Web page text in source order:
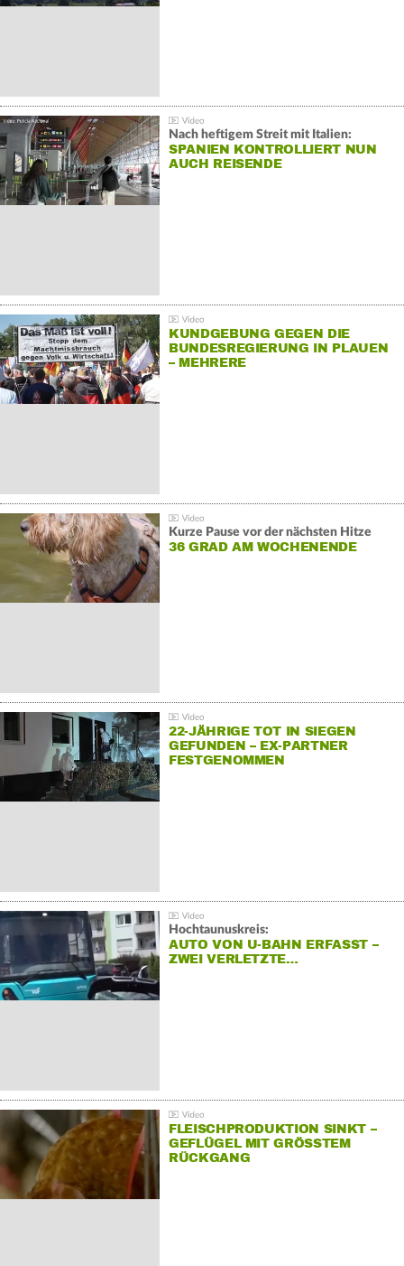
Nach heftigem Streit mit Italien:
SPANIEN KONTROLLIERT NUN
AUCH REISENDE
KUNDGEBUNG GEGEN DIE
BUNDESREGIERUNG IN PLAUEN
– MEHRERE
Kurze Pause vor der nächsten Hitze
36 GRAD AM WOCHENENDE
22-JÄHRIGE TOT IN SIEGEN
GEFUNDEN – EX-PARTNER
FESTGENOMMEN
Hochtaunuskreis:
AUTO VON U-BAHN ERFASST –
ZWEI VERLETZTE…
FLEISCHPRODUKTION SINKT –
GEFLÜGEL MIT GRÖSSTEM R
ÜCKGANG